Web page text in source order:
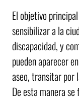
El objetivo
sensibilizar a la
discapacidad, y
pueden aparecer
aseo, transitar por
De esta manera